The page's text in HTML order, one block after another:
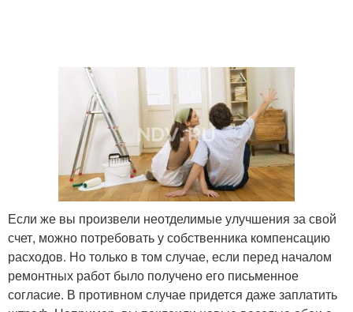
Если же вы произвели неотделимые улучшения за свой
счет, можно потребовать у собственника компенсацию
расходов. Но только в том случае, если перед началом
ремонтных работ было получено его письменное
согласие. В противном случае придется даже заплатить